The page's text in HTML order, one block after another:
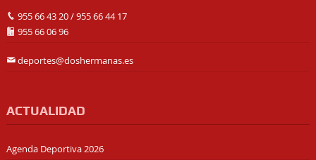
955 66 43 20/955 66 44 17
955 66 06 96
deportes@doshermanas.es
ACTUALIDAD
Agenda Deportiva 2026